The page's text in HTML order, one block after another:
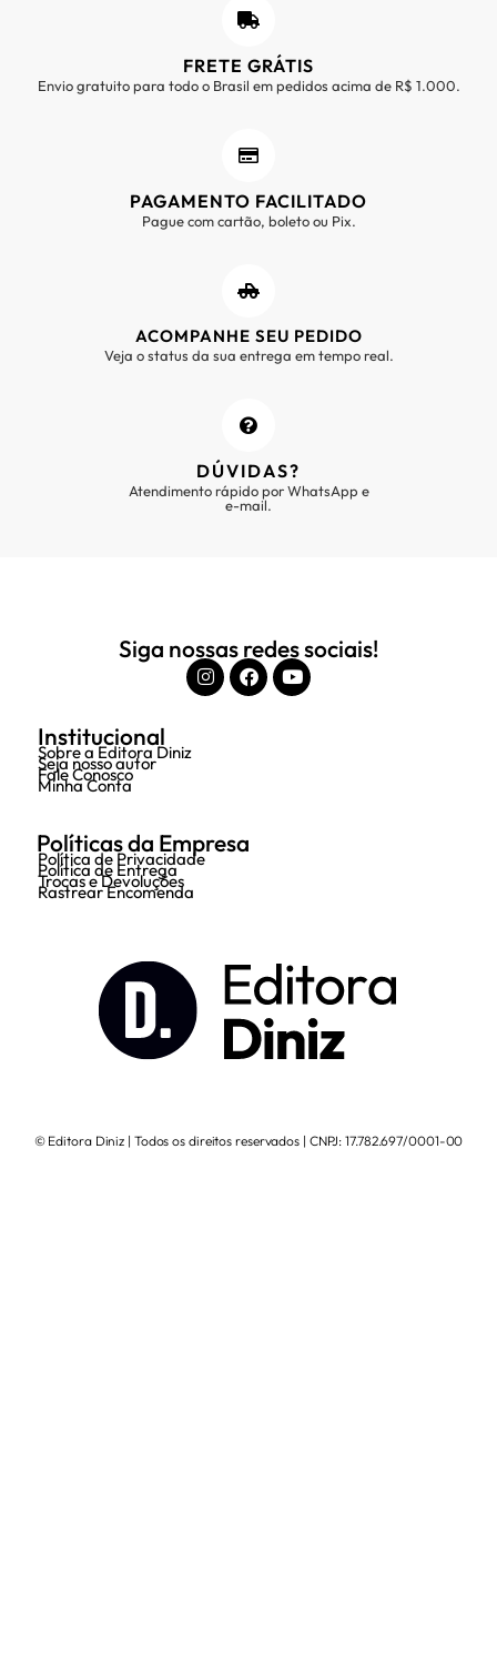
FRETE GRÁTIS
Envio gratuito para todo o Brasil em pedidos acima de R$ 1.000.
PAGAMENTO FACILITADO
Pague com cartão, boleto ou Pix.
ACOMPANHE SEU PEDIDO
Veja o status da sua entrega em tempo real.
DÚVIDAS?
Atendimento rápido por WhatsApp e
e-mail.
Siga nossas redes sociais!
Institucional
Sobre a Editora Diniz
Seja nosso autor
Fale Conosco
Minha Conta
Políticas da Empresa
Política de Privacidade
Política de Entrega
Trocas e Devoluções
Rastrear Encomenda
© Editora Diniz | Todos os direitos reservados | CNPJ: 17.782.697/0001-00